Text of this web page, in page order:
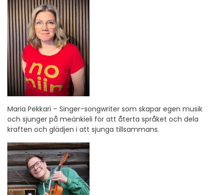
Maria Pekkari – Singer-songwriter som skapar egen musik
och sjunger på meänkieli för att återta språket och dela
kraften och glädjen i att sjunga tillsammans.